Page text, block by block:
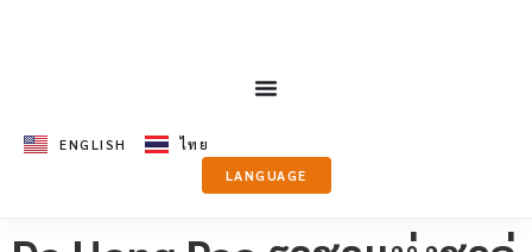
ENGLISH
ไทย
LANGUAGE